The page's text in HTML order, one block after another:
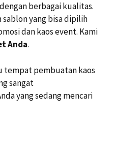
berbagai kualitas.
sablon yang bisa dipilih
dan kaos event. Kami
Anda.
tempat pembuatan kaos
sangat
yang sedang mencari